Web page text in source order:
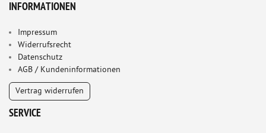
INFORMATIONEN
Impressum
Widerrufsrecht
Datenschutz
AGB / Kundeninformationen
Vertrag widerrufen
SERVICE